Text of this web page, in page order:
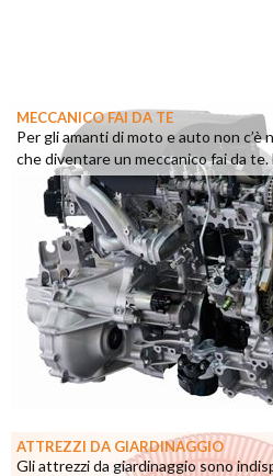
MECCANICO FAI DA TE
Per gli amanti di moto e auto non c’è
che diventare un meccanico fai da te.
ATTREZZI DA GIARDINAGGIO
Gli attrezzi da giardinaggio sono